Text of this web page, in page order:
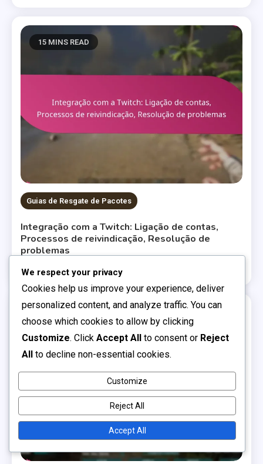
15 MINS READ
Guias de Resgate de Pacotes
Integração com a Twitch: Ligação de contas,
Processos de reivindicação, Resolução de
problemas
11/03/2026 João Silva
20 MINS READ
We respect your privacy
Cookies help us improve your experience, deliver
personalized content, and analyze traffic. You can
choose which cookies to allow by clicking
Customize. Click Accept All to consent or Reject
All to decline non-essential cookies.
Customize
Reject All
Accept All